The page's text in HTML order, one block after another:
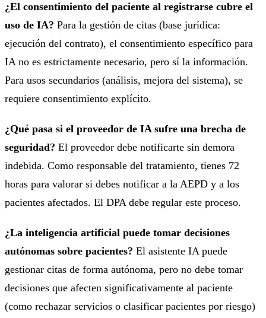
¿El consentimiento del paciente al registrarse cubre el
uso de IA? Para la gestión de citas (base jurídica:
ejecución del contrato), el consentimiento específico para
IA no es estrictamente necesario, pero sí la información.
Para usos secundarios (análisis, mejora del sistema), se
requiere consentimiento explícito.
¿Qué pasa si el proveedor de IA sufre una brecha de
seguridad? El proveedor debe notificarte sin demora
indebida. Como responsable del tratamiento, tienes 72
horas para valorar si debes notificar a la AEPD y a los
pacientes afectados. El DPA debe regular este proceso.
¿La inteligencia artificial puede tomar decisiones
autónomas sobre pacientes? El asistente IA puede
gestionar citas de forma autónoma, pero no debe tomar
decisiones que afecten significativamente al paciente
(como rechazar servicios o clasificar pacientes por riesgo)